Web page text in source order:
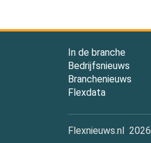
In de branche
Bedrijfsnieuws
Branchenieuws
Flexdata
Flexnieuws.nl 2026